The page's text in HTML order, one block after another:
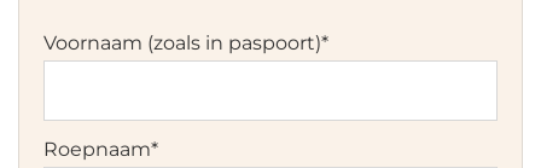
Voornaam (zoals in paspoort)*
Roepnaam*